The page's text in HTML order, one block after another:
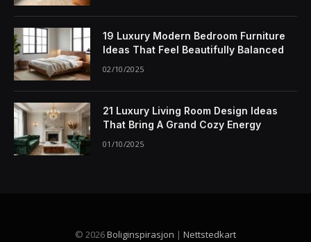
19 Luxury Modern Bedroom Furniture
Ideas That Feel Beautifully Balanced
02/10/2025
21 Luxury Living Room Design Ideas
That Bring A Grand Cozy Energy
01/10/2025
© 2026Boliginspirasjon | Nettstedkart